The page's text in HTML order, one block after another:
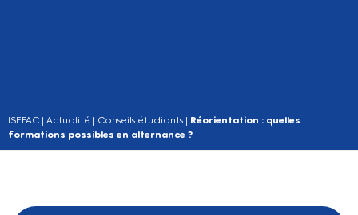
ISEFAC | Actualité | Conseils étudiants | Réorientation : quelles
formations possibles en alternance ?